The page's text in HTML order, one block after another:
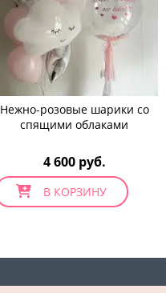
4 600 руб.
Нежно-розовые шарики со
спящими облаками
В КОРЗИНУ